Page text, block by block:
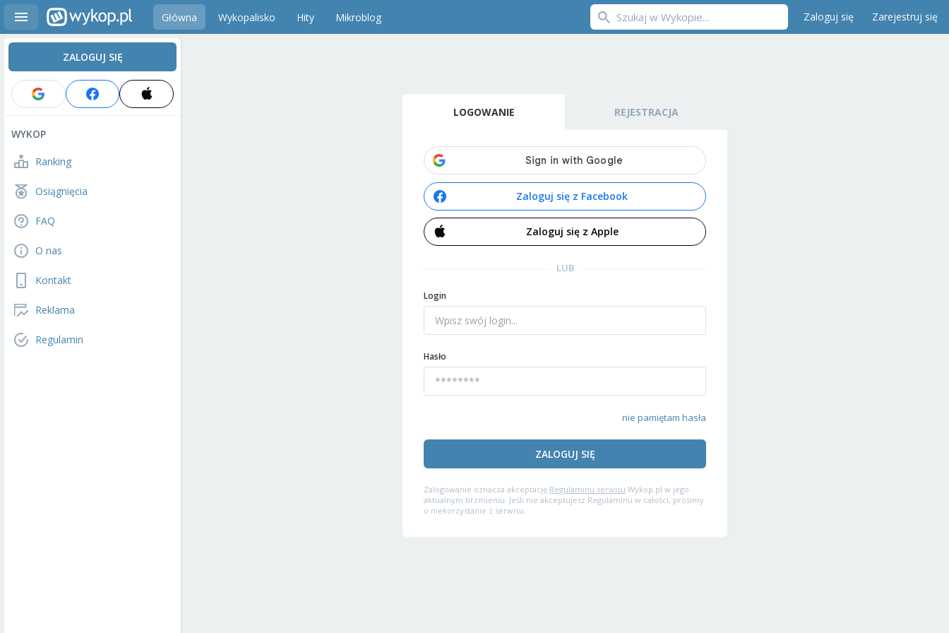
Główna Wykopalisko Hity Mikroblog Zaloguj się Zarejestruj się
ZALOGUJ SIĘ
WYKOP
Ranking
Osiągnięcia
FAQ
O nas
Kontakt
Reklama
Regulamin
LOGOWANIE REJESTRACJA
Zaloguj się z Facebook
Zaloguj się z Apple
LUB
Login
Hasło
nie pamiętam hasła
ZALOGUJ SIĘ
Zalogowanie oznacza akceptację Regulaminu serwisu Wykop.pl w jego
aktualnym brzmieniu. Jeśli nie akceptujesz Regulaminu w całości, prosimy
o niekorzystanie z serwisu.